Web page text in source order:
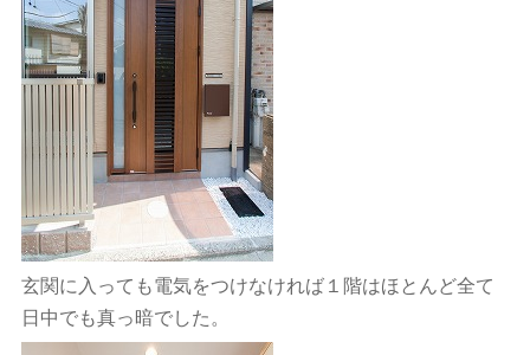
玄関に入っても電気をつけなければ１階はほとんど全て
日中でも真っ暗でした。